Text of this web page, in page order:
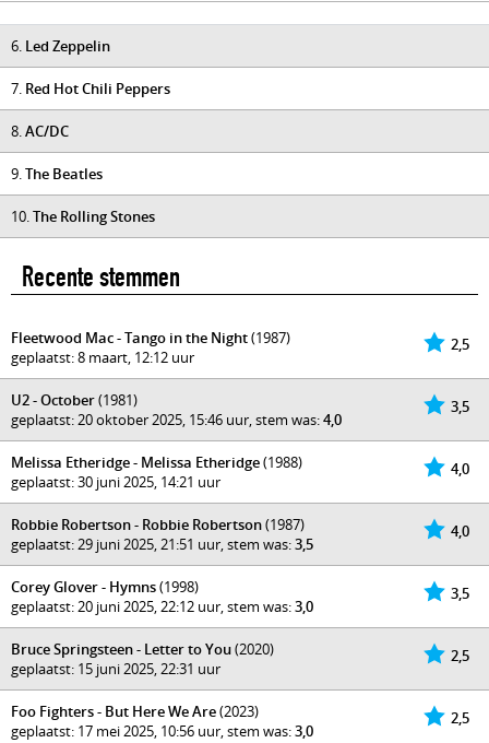
6. Led Zeppelin
7. Red Hot Chili Peppers
8.AC/DC
9.The Beatles
10.The Rolling Stones
Recente stemmen
2,5
Fleetwood Mac - Tango in the Night(1987)
geplaatst: 8 maart, 12:12 uur
3,5
U2 - October(1981)
geplaatst: 20 oktober 2025, 15:46 uur, stem was:4,0
4,0
Melissa Etheridge - Melissa Etheridge(1988)
geplaatst: 30 juni 2025, 14:21 uur
4,0
Robbie Robertson - Robbie Robertson(1987)
geplaatst: 29 juni 2025, 21:51 uur, stem was:3,5
3,5
Corey Glover - Hymns(1998)
geplaatst: 20 juni 2025, 22:12 uur, stem was:3,0
2,5
Bruce Springsteen - Letter to You(2020)
geplaatst: 15 juni 2025, 22:31 uur
2,5
Foo Fighters - But Here We Are(2023)
geplaatst: 17 mei 2025, 10:56 uur, stem was:3,0